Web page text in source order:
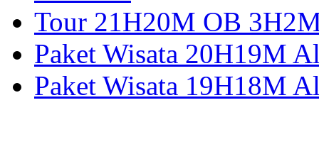
Tour 21H20M OB
Paket Wisata 20H19M
Paket Wisata 19H18M